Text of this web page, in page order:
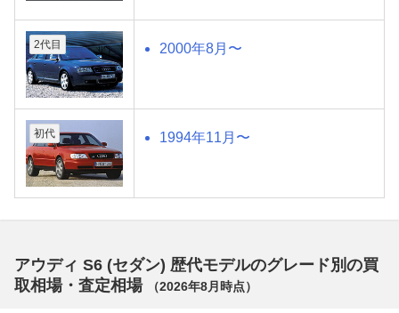
2代目 2000年8月〜
初代 1994年11月〜
アウディ S6 (セダン) 歴代モデルのグレード別の買
取相場・査定相場
（2026年8月 時点）